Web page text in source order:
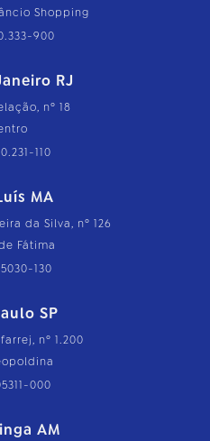
Shopping
900
RJ
nº 18
110
MA
da Silva, nº 126
Fátima
130
SP
nº 1.200
000
AM